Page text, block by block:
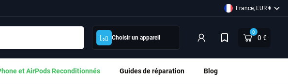
France, EUR €
Choisir un appareil
0
0 €
et AirPods Reconditionnés Guides de réparation Blog